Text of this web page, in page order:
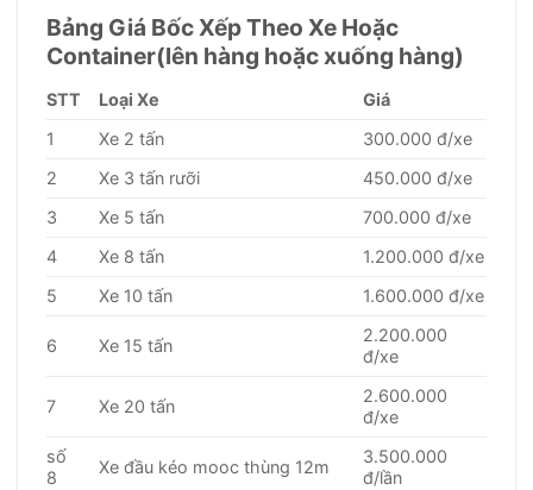
Bảng Giá Bốc Xếp Theo Xe Hoặc
Container(lên hàng hoặc xuống hàng)
STT Loại Xe
Giá
1
Xe 2 tấn
300.000 đ/xe
2
Xe 3 tấn rưỡi
450.000 đ/xe
3
Xe 5 tấn
700.000 đ/xe
4
Xe 8 tấn
1.200.000 đ/xe
5
Xe 10 tấn 1.600.000 đ/xe
6 Xe 15 tấn
2.200.000
đ/xe
7 Xe 20 tấn
2.600.000
đ/xe
số
8
Xe đầu kéo mooc thùng 12m
3.500.000
đ/lần